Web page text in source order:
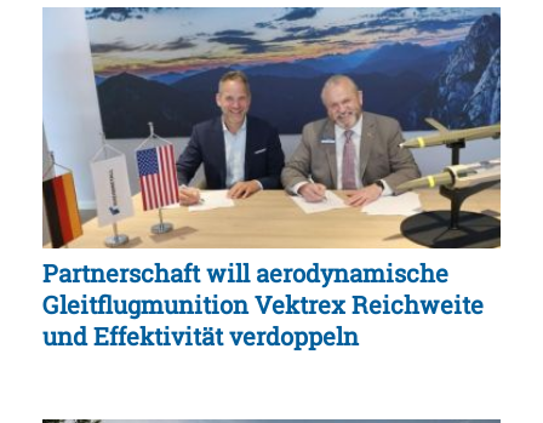
Partnerschaft will aerodynamische
Gleitflugmunition Vektrex Reichweite
und Effektivität verdoppeln